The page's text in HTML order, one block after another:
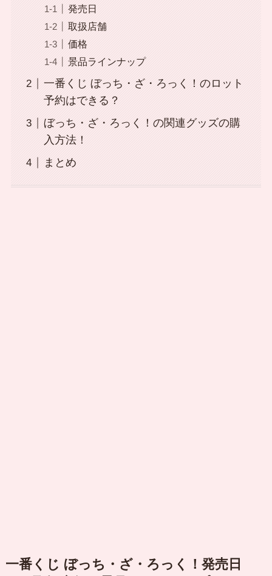
発売日
取扱店舗
価格
景品ラインナップ
一番くじ ぼっち・ざ・ろっく！のロット
予約はできる？
ぼっち・ざ・ろっく！の関連グッズの購
入方法！
まとめ
一番くじ ぼっち・ざ・ろっく！発売日